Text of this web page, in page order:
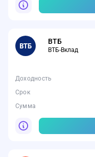
ВТБ
ВТБ-Вклад
Доходность
Срок
Сумма